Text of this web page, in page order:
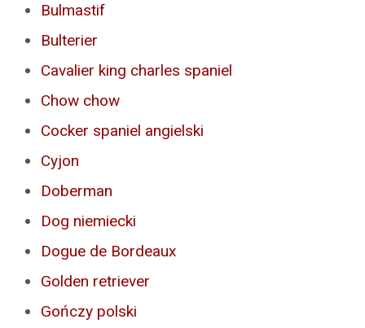
Bulmastif
Bulterier
Cavalier king charles spaniel
Chow chow
Cocker spaniel angielski
Cyjon
Doberman
Dog niemiecki
Dogue de Bordeaux
Golden retriever
Gończy polski